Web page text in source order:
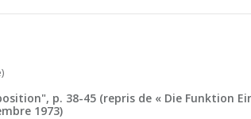
p. 38-45 (repris de « Die Funktion
1973)